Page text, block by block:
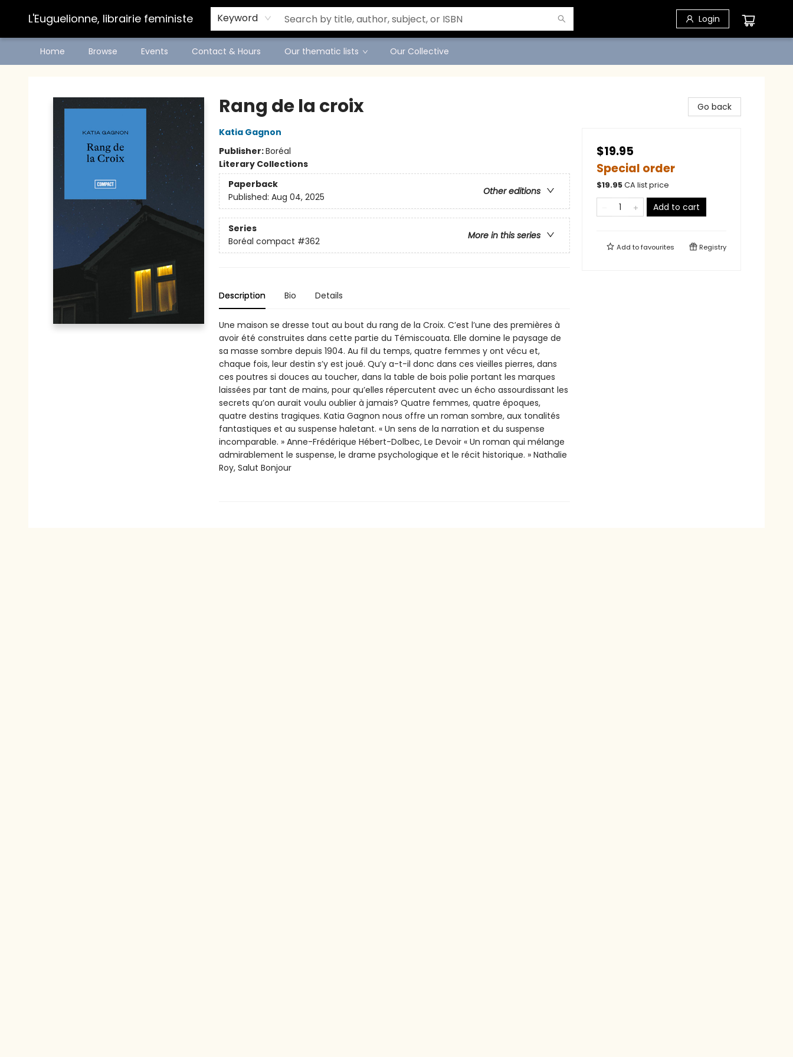
L'Euguelionne, librairie feministe Keyword Login
Home Browse Events Contact & Hours Our thematic lists Our Collective
Rang de la croix
Katia Gagnon
Publisher:Boréal
Literary Collections
Paperback
Other editions
Published: Aug 04, 2025
Series
More in this series
Boréal compact #362
Description Bio Details
Une maison se dresse tout au bout du rang de la Croix. C’est l’une des premières à
avoir été construites dans cette partie du Témiscouata. Elle domine le paysage de
sa masse sombre depuis 1904. Au fil du temps, quatre femmes y ont vécu et,
chaque fois, leur destin s’y est joué. Qu’y a-t-il donc dans ces vieilles pierres, dans
ces poutres si douces au toucher, dans la table de bois polie portant les marques
laissées par tant de mains, pour qu’elles répercutent avec un écho assourdissant les
secrets qu’on aurait voulu oublier à jamais? Quatre femmes, quatre époques,
quatre destins tragiques. Katia Gagnon nous offre un roman sombre, aux tonalités
fantastiques et au suspense haletant. « Un sens de la narration et du suspense
incomparable. » Anne-Frédérique Hébert-Dolbec, Le Devoir « Un roman qui mélange
admirablement le suspense, le drame psychologique et le récit historique. » Nathalie
Roy, Salut Bonjour
Go back
$19.95
Special order
$19.95CA list price
Add to cart
Add tofavourites Registry